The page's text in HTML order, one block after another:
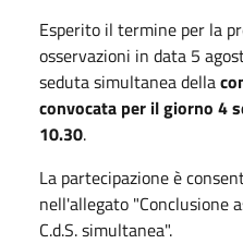
Esperito il termine per la
osservazioni in data 5
seduta simultanea della
convocata per il giorno 4
10.30.
La partecipazione è
nell'allegato "Conclusione
C.d.S. simultanea".